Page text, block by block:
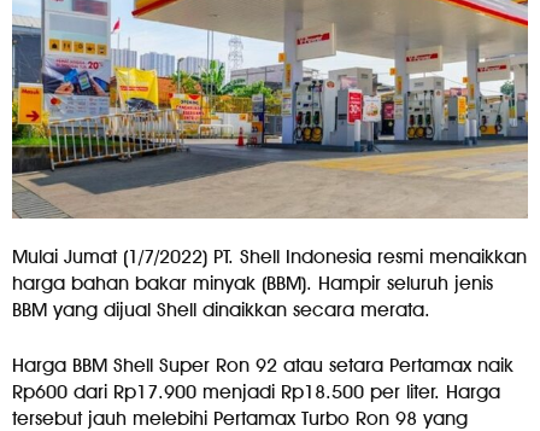
Mulai Jumat (1/7/2022) PT. Shell Indonesia resmi menaikkan
harga bahan bakar minyak (BBM). Hampir seluruh jenis
BBM yang dijual Shell dinaikkan secara merata.
Harga BBM Shell Super Ron 92 atau setara Pertamax naik
Rp600 dari Rp17.900 menjadi Rp18.500 per liter. Harga
tersebut jauh melebihi Pertamax Turbo Ron 98 yang